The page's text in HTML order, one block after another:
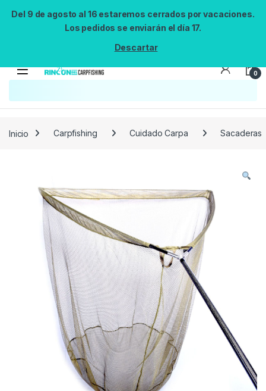
Del 9 de agosto al 16 estaremos cerrados por vacaciones.
Los pedidos se enviarán el día 17.
Descartar
0
Reintentar
Carpfishing Cuidado Carpa